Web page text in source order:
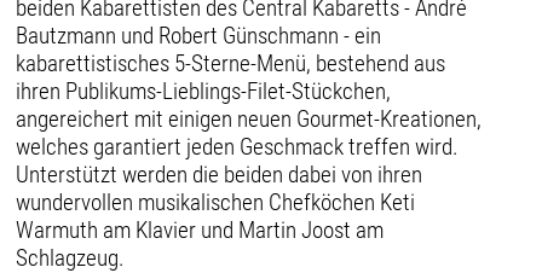
beiden Kabarettisten des Central Kabaretts - André
Bautzmann und Robert Günschmann - ein
kabarettistisches 5-Sterne-Menü, bestehend aus
ihren Publikums-Lieblings-Filet-Stückchen,
angereichert mit einigen neuen Gourmet-Kreationen,
welches garantiert jeden Geschmack treffen wird.
Unterstützt werden die beiden dabei von ihren
wundervollen musikalischen Chefköchen Keti
Warmuth am Klavier und Martin Joost am
Schlagzeug.